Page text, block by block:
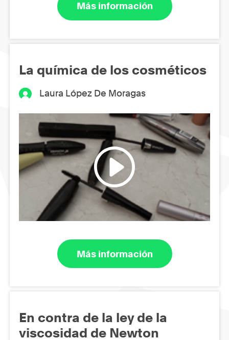
Más información
La química de los cosméticos
Laura López De Moragas
Más información
En contra de la ley de la
viscosidad de Newton